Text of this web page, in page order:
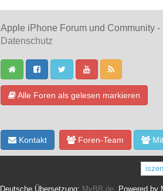
Apple iPhone Forum und Community -
Datenschutz
Alle Foren als gelesen markieren
Kontakt Foren-Team
Deutsche Übersetzung: MyBB.de , Powered by